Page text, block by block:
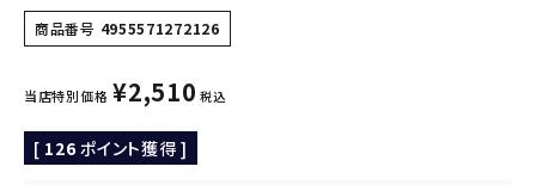
商品番号 4955571272126
当店特別価格 ¥2,510 税込
[ 126 ポイント獲得 ]